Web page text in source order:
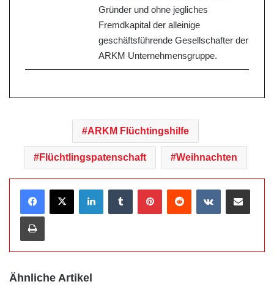
Gründer und ohne jegliches
Fremdkapital der alleinige
geschäftsführende Gesellschafter der
ARKM Unternehmensgruppe.
ARKM Flüchtingshilfe
Flüchtlingspatenschaft Weihnachten
Ähnliche Artikel